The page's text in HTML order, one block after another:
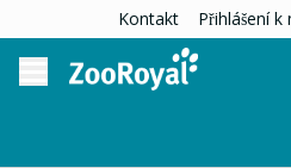
Kontakt Přihlášení